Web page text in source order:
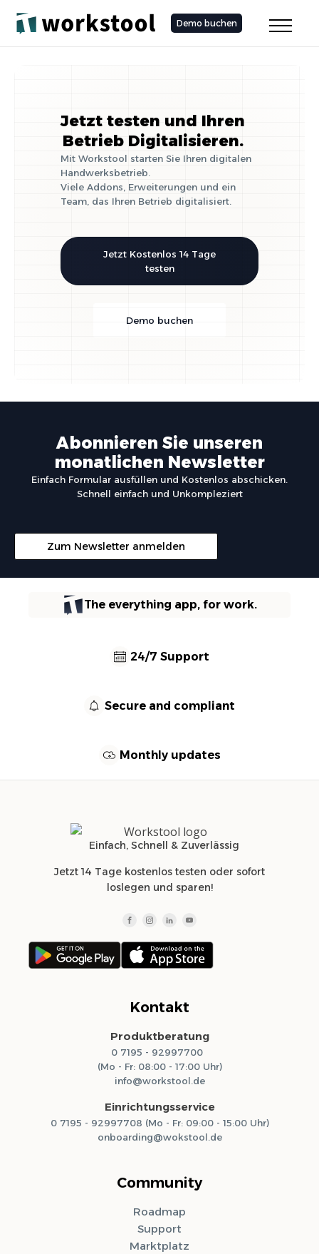
Demo buchen
Jetzt testen und Ihren
Betrieb Digitalisieren.
Mit Workstool starten Sie Ihren digitalen
Handwerksbetrieb.
Viele Addons, Erweiterungen und ein
Team, das Ihren Betrieb digitalisiert.
Jetzt Kostenlos 14 Tage
testen
Demo buchen
Abonnieren Sie unseren
monatlichen Newsletter
Einfach Formular ausfüllen und Kostenlos abschicken.
Schnell einfach und Unkompleziert
Zum Newsletter anmelden
The everything app, for work.
24/7 Support
Secure and compliant
Monthly updates
Einfach, Schnell & Zuverlässig
Jetzt 14 Tage kostenlos testen oder sofort
loslegen und sparen!
Kontakt
Produktberatung
0 7195 - 92997700
(Mo - Fr: 08:00 - 17:00 Uhr)
info@workstool.de
Einrichtungsservice
0 7195 - 92997708 (Mo - Fr: 09:00 - 15:00 Uhr)
onboarding@wokstool.de
Community
Roadmap
Support
Marktplatz